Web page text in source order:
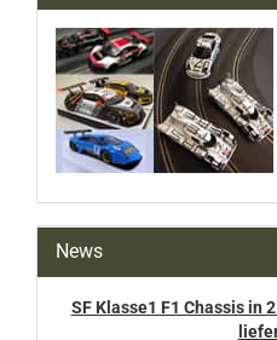
News
SF Klasse1 F1 Chassis in